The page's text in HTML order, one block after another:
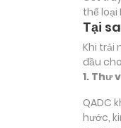
thể loại
Tại
Khi trải
đầu
1. Thư
QADC
hước,